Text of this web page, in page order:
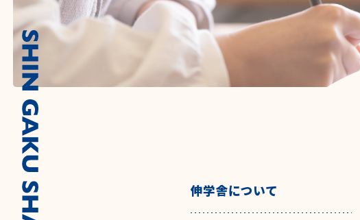
伸学舎について